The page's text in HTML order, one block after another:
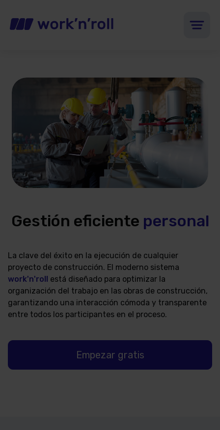
Gestión eficiente personal
La clave del éxito en la ejecución de cualquier
proyecto de construcción. El moderno sistema
work'n'roll está diseñado para optimizar la
organización del trabajo en las obras de construcción,
garantizando una interacción cómoda y transparente
entre todos los participantes en el proceso.
Empezar gratis